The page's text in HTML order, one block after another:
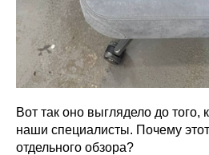
Вот так оно выглядело до того,
наши специалисты. Почему
отдельного обзора?